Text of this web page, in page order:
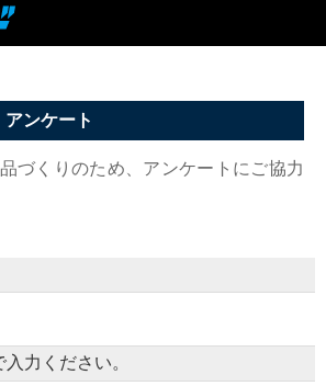
ンケート
づくりのため、アンケートにご協力
力ください。